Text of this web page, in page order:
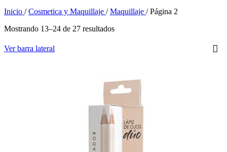
Inicio / Cosmetica y Maquillaje / Maquillaje / Página 2
Mostrando 13–24 de 27 resultados
Ver barra lateral